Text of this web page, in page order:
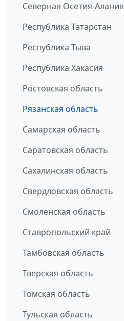
Северная Осетия-Алания
Республика Татарстан
Республика Тыва
Республика Хакасия
Ростовская область
Рязанская область
Самарская область
Саратовская область
Сахалинская область
Свердловская область
Смоленская область
Ставропольский край
Тамбовская область
Тверская область
Томская область
Тульская область